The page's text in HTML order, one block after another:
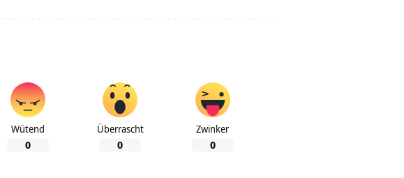
Wütend
0
Überrascht
0
Zwinker
0